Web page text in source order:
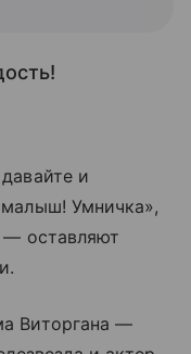
и
Умничка»,
— оставляют
Виторгана —